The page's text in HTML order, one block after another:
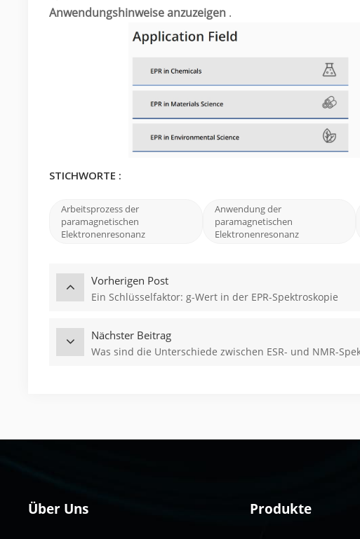
Anwendungshinweise anzuzeigen .
STICHWORTE :
Arbeitsprozess der
paramagnetischen
Elektronenresonanz
Anwendung der
paramagnetischen
Elektronenresonanz
Vorherigen Post
Ein Schlüsselfaktor: g-Wert in der EPR-Spektroskopie
Nächster Beitrag
Was sind die Unterschiede zwischen ESR- und NMR-
Über Uns Produkte